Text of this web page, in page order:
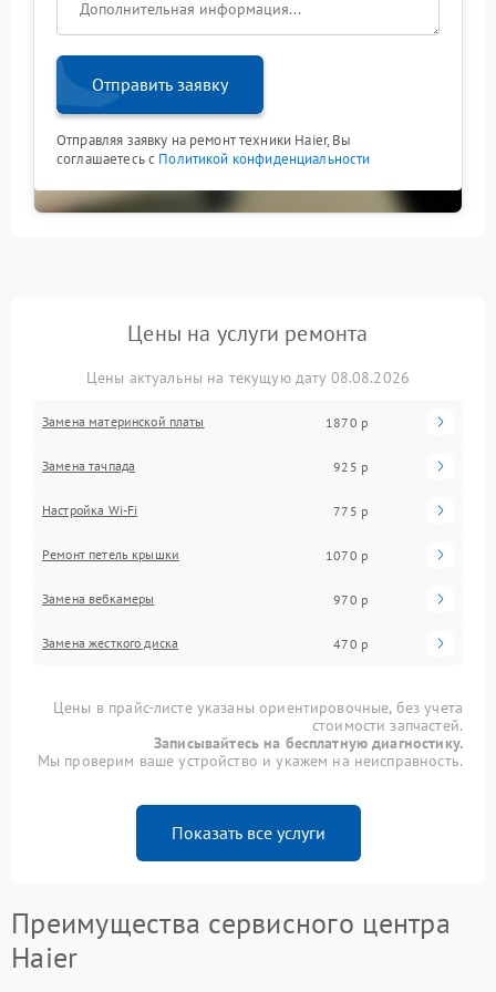
Отправить заявку
Отправляя заявку на ремонт техники Haier, Вы
соглашаетесь с Политикой конфиденциальности
Цены на услуги ремонта
Цены актуальны на текущую дату 08.08.2026
Замена материнской платы 1870 р
Замена тачпада 925 р
Настройка Wi-Fi 775 р
Ремонт петель крышки 1070 р
Замена вебкамеры 970 р
Замена жесткого диска 470 р
Цены в прайс-листе указаны ориентировочные, без учета
стоимости запчастей.
Записывайтесь на бесплатную диагностику.
Мы проверим ваше устройство и укажем на неисправность.
Показать все услуги
Преимущества сервисного центра
Haier